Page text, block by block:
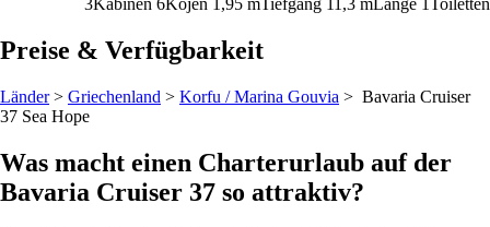
3Kabinen 6Kojen 1,95 mTiefgang 11,3 mLänge 1Toiletten
Preise & Verfügbarkeit
Länder> Griechenland > Korfu / Marina Gouvia > Bavaria Cruiser
37 Sea Hope
Was macht einen Charterurlaub auf der
Bavaria Cruiser 37 so attraktiv?